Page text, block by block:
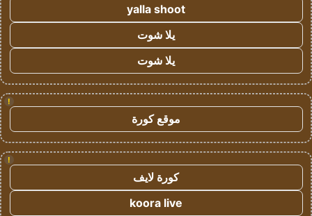
yalla shoot
يلا شوت
يلا شوت
!
موقع كورة
!
كورة لايف
koora live